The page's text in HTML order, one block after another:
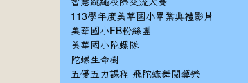
智慧跳繩校際交流大賽
113學年度美華國小畢業典禮影片
美華國小FB粉絲團
美華國小陀螺隊
陀螺生命樹
五優五力課程-飛陀蝶舞閱藝樂